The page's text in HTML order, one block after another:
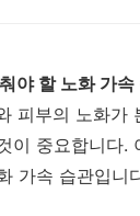
야 할 노화 가속
피부의 노화가
이 중요합니다
가속 습관입니